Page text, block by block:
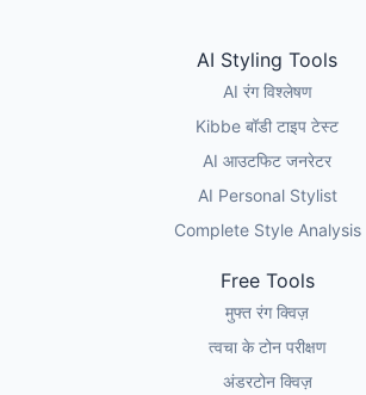
AI Styling Tools
AI रंग विश्लेषण
Kibbe बॉडी टाइप टेस्ट
AI आउटफिट जनरेटर
AI Personal Stylist
Complete Style Analysis
Free Tools
मुफ्त रंग क्विज़
त्वचा के टोन परीक्षण
अंडरटोन क्विज़